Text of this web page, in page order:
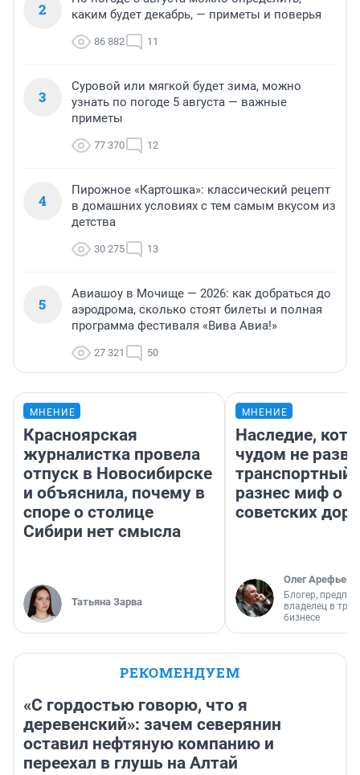
2
каким будет декабрь, — приметы и поверья
86 882 11
3
Суровой или мягкой будет зима, можно
узнать по погоде 5 августа — важные
приметы
77 370 12
4
Пирожное «Картошка»: классический рецепт
в домашних условиях с тем самым вкусом из
детства
30 275 13
5
Авиашоу в Мочище — 2026: как добраться до
аэродрома, сколько стоят билеты и полная
программа фестиваля «Вива Авиа!»
27 321 50
МНЕНИЕ
Красноярская
журналистка провела
отпуск в Новосибирске
и объяснила, почему в
споре о столице
Сибири нет смысла
Татьяна Зарва
МНЕНИЕ
Наследие,
чудом не
транспортный
разнес миф о
советских
Олег Арефьев
Блогер,
владелец в
бизнесе
РЕКОМЕНДУЕМ
«С гордостью говорю, что я
деревенский»: зачем северянин
оставил нефтяную компанию и
переехал в глушь на Алтай